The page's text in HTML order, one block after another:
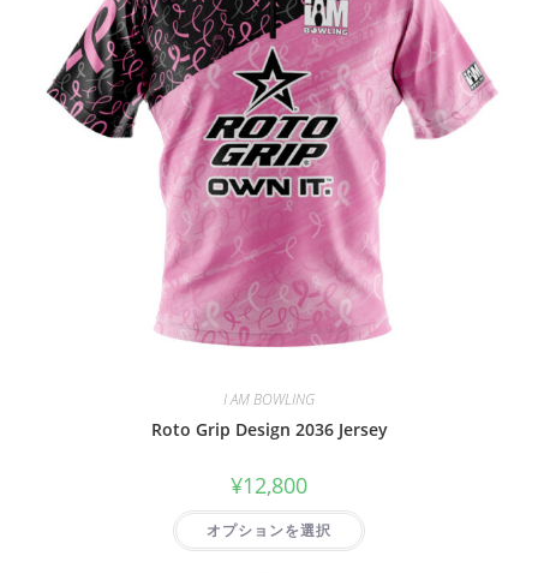
I AM BOWLING
Roto Grip Design 2036 Jersey
¥12,800
オプションを選択